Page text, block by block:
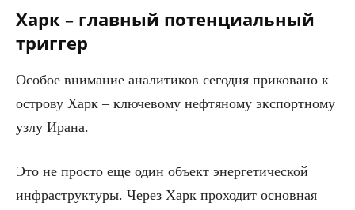
Харк – главный потенциальный
триггер
Особое внимание аналитиков сегодня приковано к
острову Харк – ключевому нефтяному экспортному
узлу Ирана.
Это не просто еще один объект энергетической
инфраструктуры. Через Харк проходит основная